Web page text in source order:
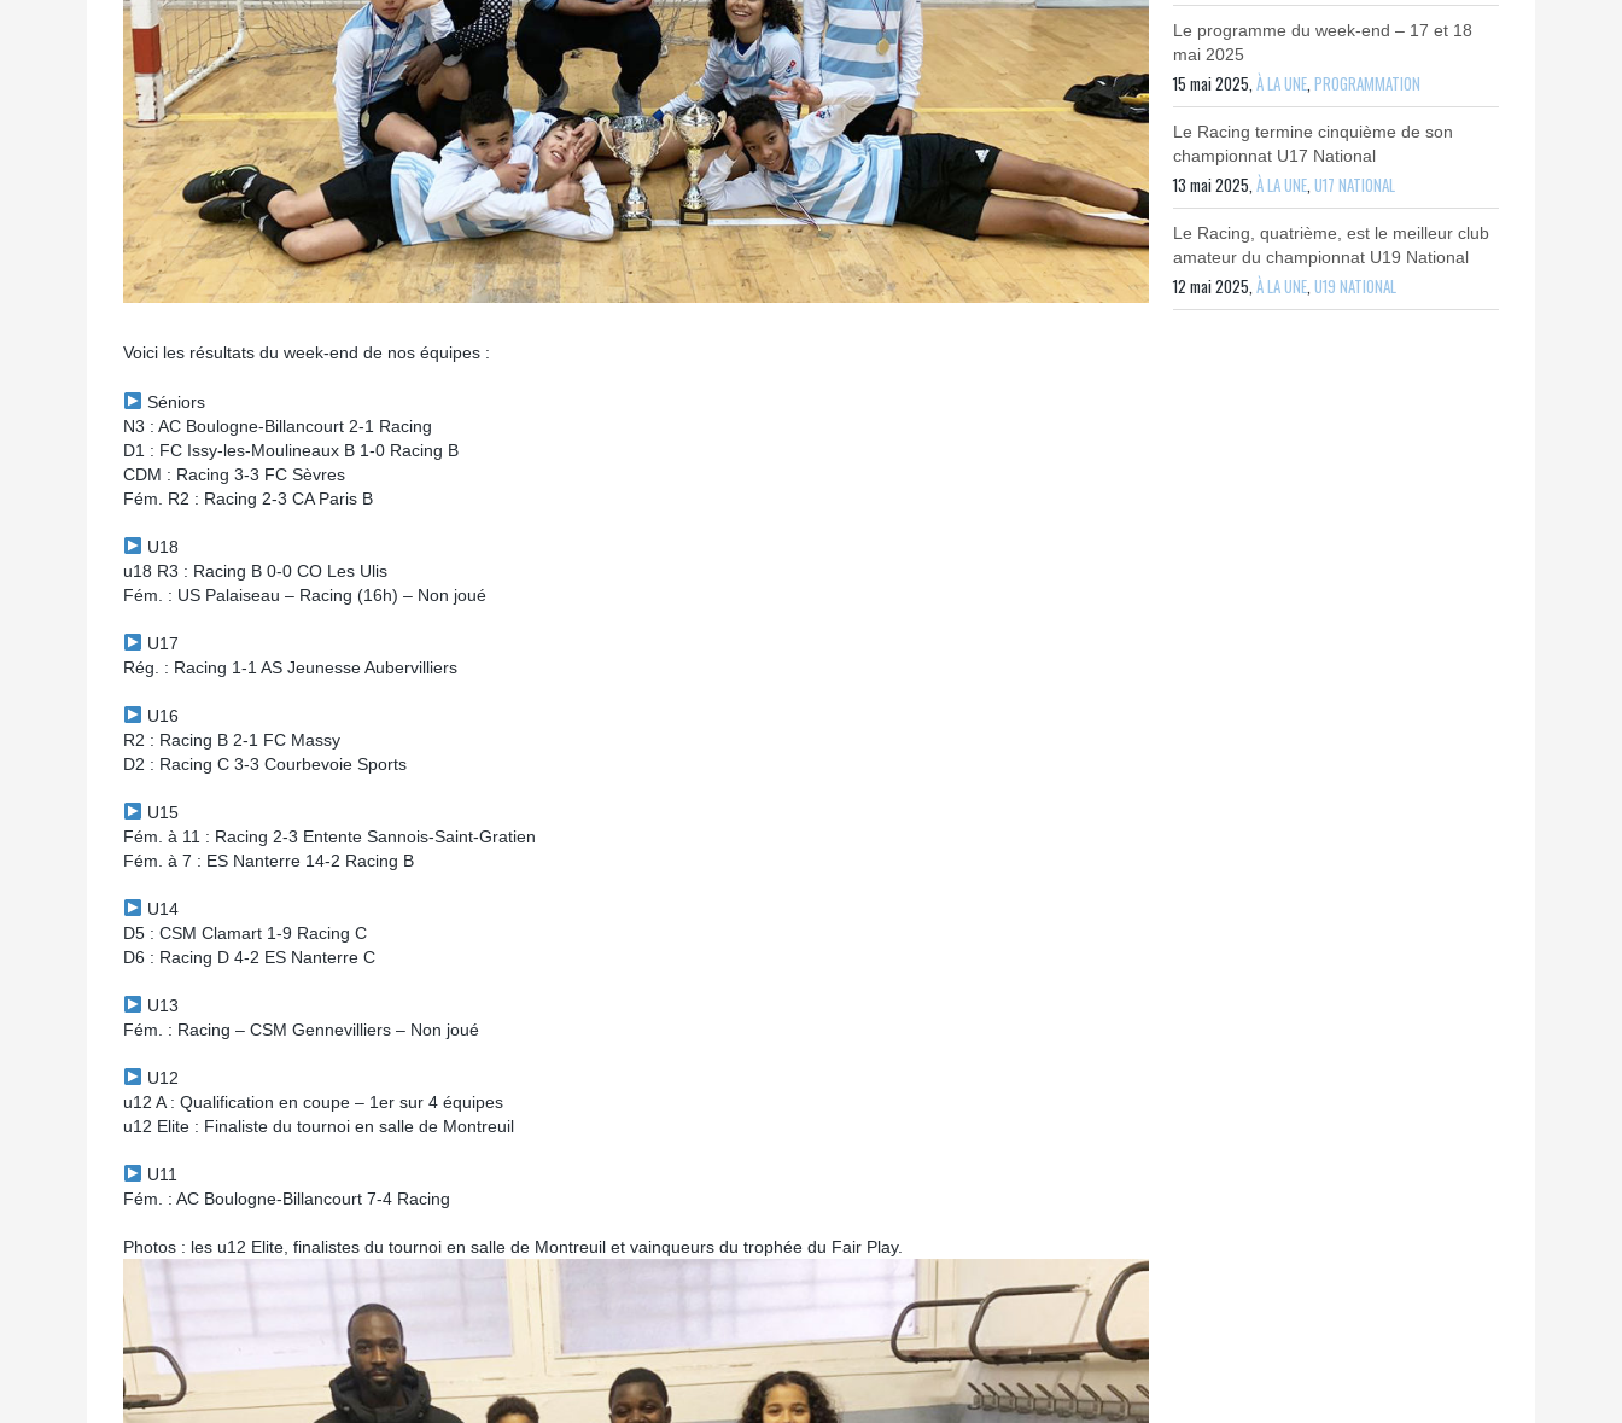
Voici les résultats du week-end de nos équipes :
Séniors
N3 : AC Boulogne-Billancourt 2-1 Racing
D1 : FC Issy-les-Moulineaux B 1-0 Racing B
CDM : Racing 3-3 FC Sèvres
Fém. R2 : Racing 2-3 CA Paris B
U18
u18 R3 : Racing B 0-0 CO Les Ulis
Fém. : US Palaiseau – Racing (16h) – Non joué
U17
Rég. : Racing 1-1 AS Jeunesse Aubervilliers
U16
R2 : Racing B 2-1 FC Massy
D2 : Racing C 3-3 Courbevoie Sports
U15
Fém. à 11 : Racing 2-3 Entente Sannois-Saint-Gratien
Fém. à 7 : ES Nanterre 14-2 Racing B
U14
D5 : CSM Clamart 1-9 Racing C
D6 : Racing D 4-2 ES Nanterre C
U13
Fém. : Racing – CSM Gennevilliers – Non joué
U12
u12 A : Qualification en coupe – 1er sur 4 équipes
u12 Elite : Finaliste du tournoi en salle de Montreuil
U11
Fém. : AC Boulogne-Billancourt 7-4 Racing
Photos : les u12 Elite, finalistes du tournoi en salle de Montreuil et vainqueurs du trophée du Fair Play.
Le programme du week-end – 17 et 18
mai 2025
15 mai 2025,À LA UNE,PROGRAMMATION
Le Racing termine cinquième de son
championnat U17 National
13 mai 2025,À LA UNE,U17 NATIONAL
Le Racing, quatrième, est le meilleur club
amateur du championnat U19 National
12 mai 2025,À LA UNE,U19 NATIONAL